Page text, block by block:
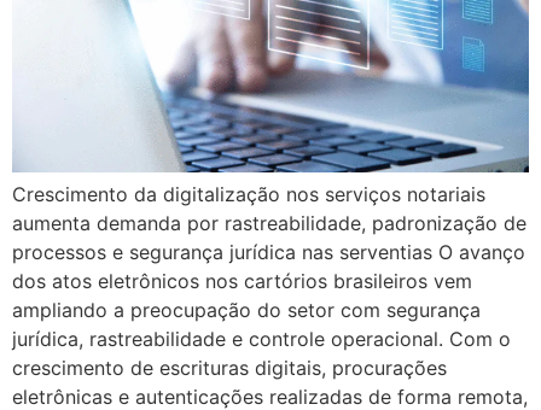
Crescimento da digitalização nos serviços notariais
aumenta demanda por rastreabilidade, padronização de
processos e segurança jurídica nas serventias O avanço
dos atos eletrônicos nos cartórios brasileiros vem
ampliando a preocupação do setor com segurança
jurídica, rastreabilidade e controle operacional. Com o
crescimento de escrituras digitais, procurações
eletrônicas e autenticações realizadas de forma remota,